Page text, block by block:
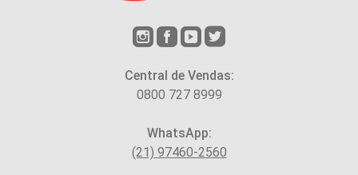
Central de Vendas:
0800 727 8999
WhatsApp:
(21) 97460-2560